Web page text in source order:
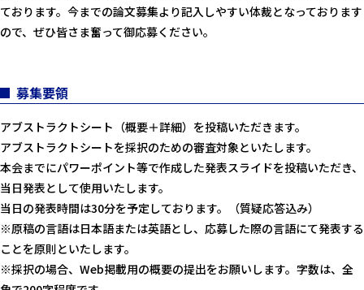
ております。今までの論文募集より記入しやすい体裁となっております
ので、ぜひ皆さま奮って御応募ください。
募集要領
アブストラクトシート（概要＋詳細）を投稿いただきます。
アブストラクトシートを採択のための審査対象といたします。
本会までにパワーポイント等で作成した発表スライドを投稿いただき、
当日発表として使用いたします。
当日の発表時間は30分を予定しております。（質疑応答込み）
※原稿の言語は日本語または英語とし、応募した際の言語にて発表する
ことを原則といたします。
※採択の場合、Web掲載用の概要の提出をお願いします。字数は、全